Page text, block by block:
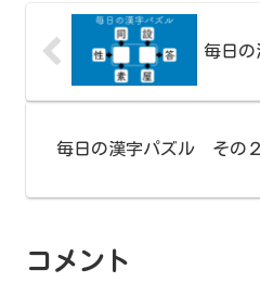
毎日
毎日の漢字パズル その
コメント